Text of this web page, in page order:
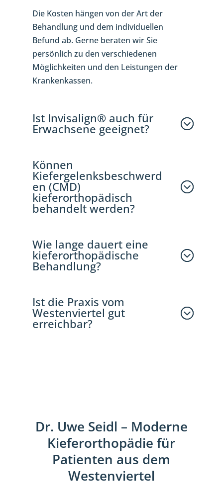
Die Kosten hängen von der Art der
Behandlung und dem individuellen
Befund ab. Gerne beraten wir Sie
persönlich zu den verschiedenen
Möglichkeiten und den Leistungen der
Krankenkassen.
Ist Invisalign® auch für
Erwachsene geeignet?
Können
Kiefergelenksbeschwerd
en (CMD)
kieferorthopädisch
behandelt werden?
Wie lange dauert eine
kieferorthopädische
Behandlung?
Ist die Praxis vom
Westenviertel gut
erreichbar?
Dr. Uwe Seidl – Moderne
Kieferorthopädie für
Patienten aus dem
Westenviertel